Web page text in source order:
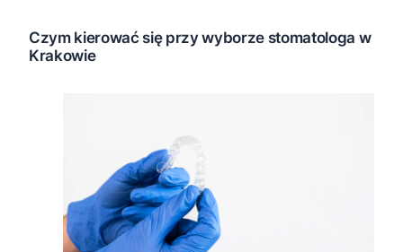
Czym kierować się przy wyborze stomatologa w
Krakowie